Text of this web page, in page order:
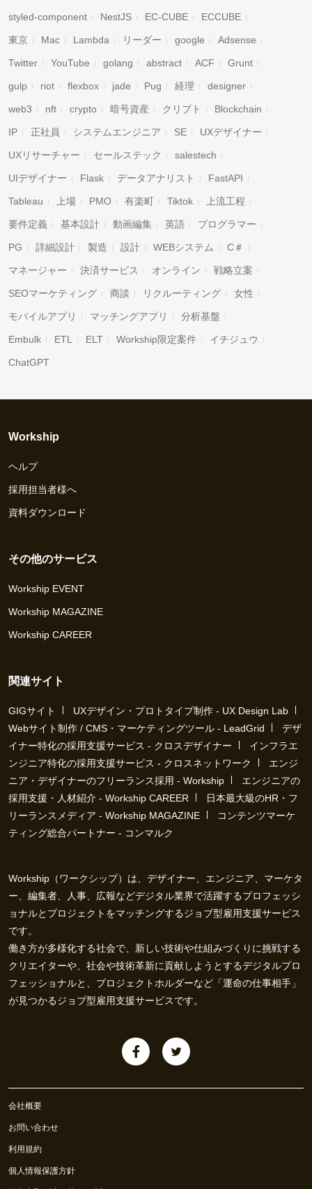
styled-component NestJS EC-CUBE ECCUBE
東京 Mac Lambda リーダー google Adsense
Twitter YouTube golang abstract ACF Grunt
gulp riot flexbox jade Pug 経理 designer
web3 nft crypto 暗号資産 クリプト Blockchain
IP 正社員 システムエンジニア SE UXデザイナー
UXリサーチャー セールステック salestech
UIデザイナー Flask データアナリスト FastAPI
Tableau 上場 PMO 有楽町 Tiktok 上流工程
要件定義 基本設計 動画編集 英語 プログラマー
PG 詳細設計 製造 設計 WEBシステム C＃
マネージャー 決済サービス オンライン 戦略立案
SEOマーケティング 商談 リクルーティング 女性
モバイルアプリ マッチングアプリ 分析基盤
Embulk ETL ELT Workship限定案件 イチジュウ
ChatGPT
Workship
ヘルプ
採用担当者様へ
資料ダウンロード
その他のサービス
Workship EVENT
Workship MAGAZINE
Workship CAREER
関連サイト
GIGサイト
UXデザイン・プロトタイプ制作 - UX Design Lab
Webサイト制作 / CMS・マーケティングツール - LeadGrid
デザ
イナー特化の採用支援サービス - クロスデザイナー
インフラエ
ンジニア特化の採用支援サービス - クロスネットワーク
エンジ
ニア・デザイナーのフリーランス採用 - Workship
エンジニアの
採用支援・人材紹介 - Workship CAREER
日本最大級のHR・フ
リーランスメディア - Workship MAGAZINE
コンテンツマーケ
ティング総合パートナー - コンマルク
Workship（ワークシップ）は、デザイナー、エンジニア、マーケタ
ー、編集者、人事、広報などデジタル業界で活躍するプロフェッシ
ョナルとプロジェクトをマッチングするジョブ型雇用支援サービス
です。
働き方が多様化する社会で、新しい技術や仕組みづくりに挑戦する
クリエイターや、社会や技術革新に貢献しようとするデジタルプロ
フェッショナルと、プロジェクトホルダーなど「運命の仕事相手」
が見つかるジョブ型雇用支援サービスです。
会社概要
お問い合わせ
利用規約
個人情報保護方針